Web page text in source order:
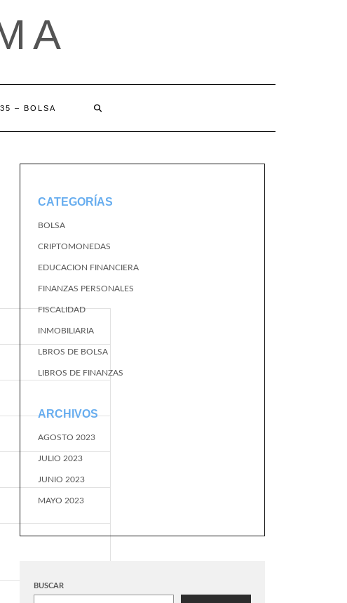
– BOLSA
CATEGORÍAS
BOLSA
CRIPTOMONEDAS
EDUCACION FINANCIERA
FINANZAS PERSONALES
FISCALIDAD
INMOBILIARIA
LBROS DE BOLSA
LIBROS DE FINANZAS
ARCHIVOS
AGOSTO 2023
JULIO 2023
JUNIO 2023
MAYO 2023
BUSCAR